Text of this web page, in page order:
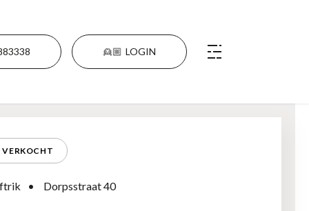
👱🏼 LOGIN
VERKOCHT
Dorpsstraat 40